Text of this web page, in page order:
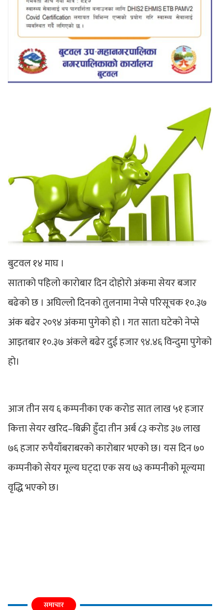
बुटवल १४ माघ ।
साताको पहिलो कारोबार दिन दोहोरो अंकमा सेयर बजार
बढेको छ । अघिल्लो दिनको तुलनामा नेप्से परिसूचक १०.३७
अंक बढेर २०९४ अंकमा पुगेको हो । गत साता घटेको नेप्से
आइतबार १०.३७ अंकले बढेर दुई हजार ९४.४६ विन्दुमा पुगेको
हो।
आज तीन सय ६ कम्पनीका एक करोड सात लाख ५१ हजार
कित्ता सेयर खरिद–बिक्री हुँदा तीन अर्ब ८३ करोड ३७ लाख
७६ हजार रुपैयाँबराबरको कारोबार भएको छ। यस दिन ७०
कम्पनीको सेयर मूल्य घट्दा एक सय ७३ कम्पनीको मूल्यमा
वृद्धि भएको छ।
समाचार